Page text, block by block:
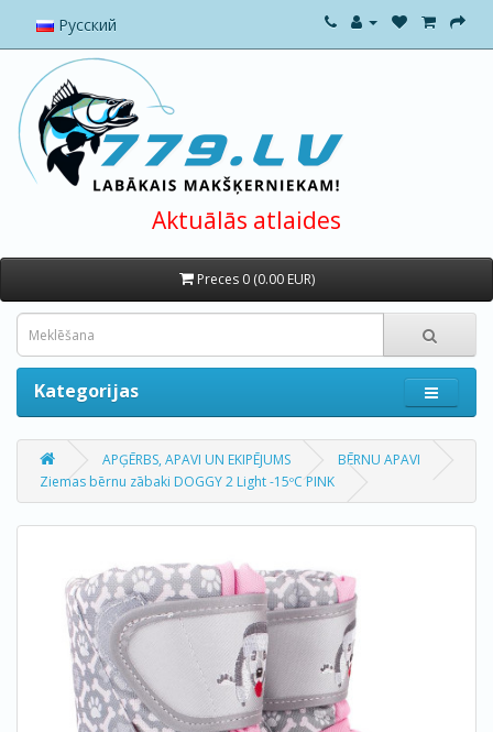
Русский
Aktuālās atlaides
Preces 0 (0.00 EUR)
Kategorijas
APĢĒRBS, APAVI UN EKIPĒJUMS
BĒRNU APAVI
Ziemas bērnu zābaki DOGGY 2 Light -15ºС PINK